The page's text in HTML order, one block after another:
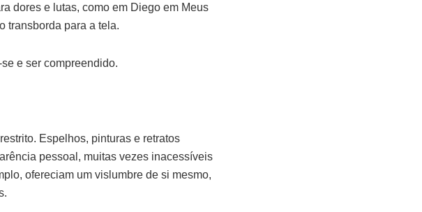
dores e lutas, como em Diego em Meus
transborda para a tela.
e ser compreendido.
Espelhos, pinturas e retratos
pessoal, muitas vezes inacessíveis
ofereciam um vislumbre de si mesmo,